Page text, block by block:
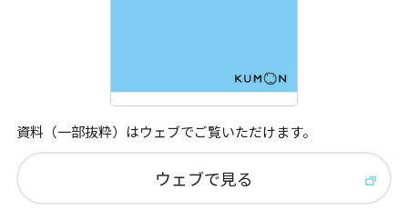
資料（一部抜粋）はウェブでご覧いただけます。
ウェブで見る